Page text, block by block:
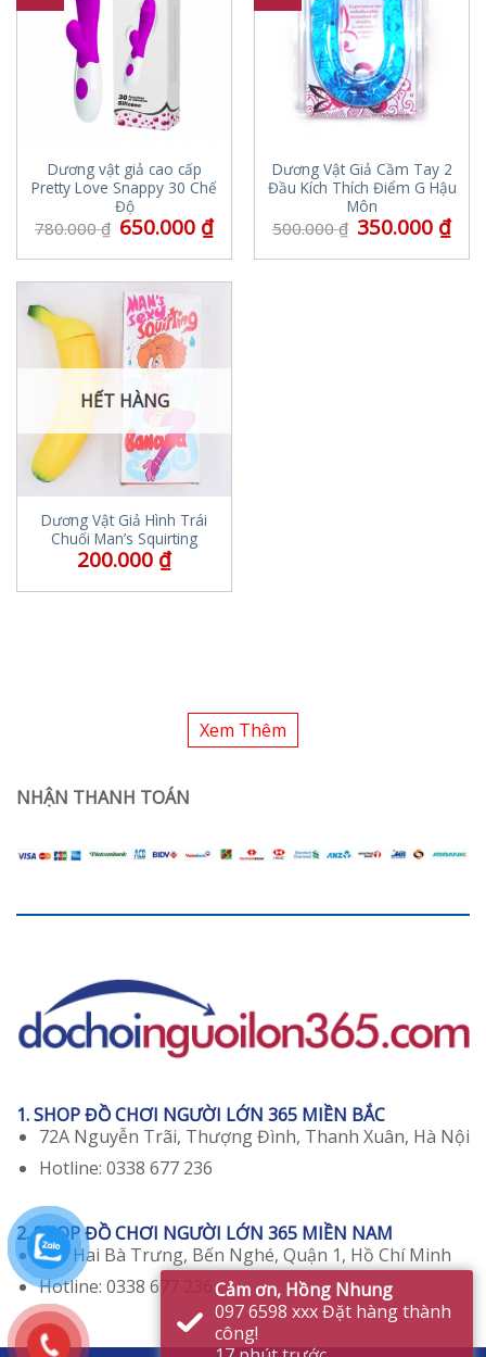
Dương vật giả cao cấp
Pretty Love Snappy 30 Chế
Độ
780.000₫ 650.000 ₫
Dương Vật Giả Cầm Tay 2
Đầu Kích Thích Điểm G Hậu
Môn
500.000₫ 350.000 ₫
HẾT HÀNG
Dương Vật Giả Hình Trái
Chuối Man’s Squirting
200.000 ₫
Xem Thêm
NHẬN THANH TOÁN
1. SHOP ĐỒ CHƠI NGƯỜI LỚN 365 MIỀN BẮC
72A Nguyễn Trãi, Thượng Đình, Thanh Xuân, Hà Nội
Hotline: 0338 677 236
2. SHOP ĐỒ CHƠI NGƯỜI LỚN 365 MIỀN NAM
129 Hai Bà Trưng, Bến Nghé, Quận 1, Hồ Chí Minh
Hotline: 0338 677 236
Cảm ơn, Hồng Nhung
097 6598 xxx Đặt hàng thành
công!